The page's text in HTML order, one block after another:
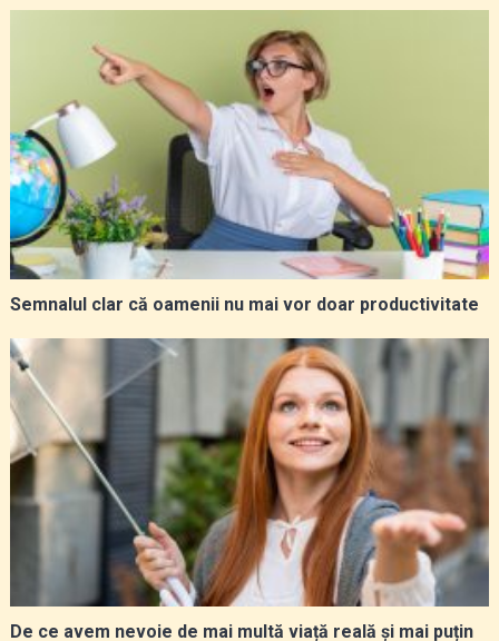
Semnalul clar că oamenii nu mai vor doar productivitate
De ce avem nevoie de mai multă viață reală și mai puțin